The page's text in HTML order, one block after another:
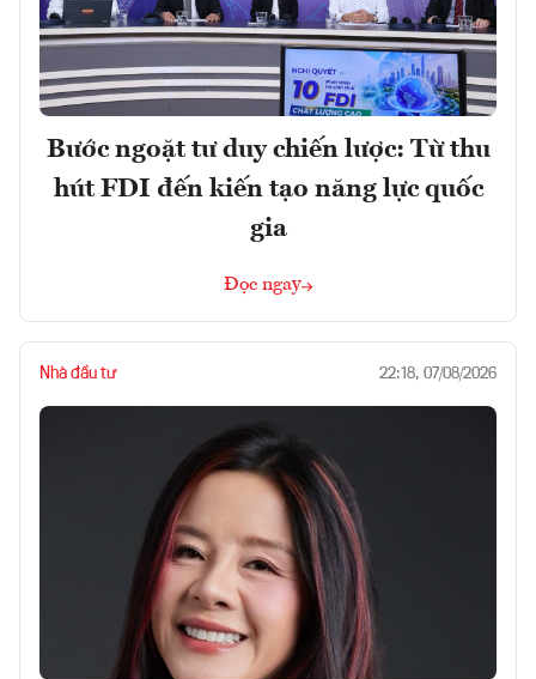
Bước ngoặt tư duy chiến lược: Từ thu
hút FDI đến kiến tạo năng lực quốc
gia
Đọc ngay
Nhà đầu tư 22:18, 07/08/2026